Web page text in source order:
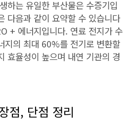
하는 유일한 부산물은 수증기입
다음과 같이 요약할 수 있습니다
에너지입니다. 연료 전지가 수
지의 최대 60%를 전기로 변환할
효율성이 높으며 내연 기관의 경
점, 단점 정리